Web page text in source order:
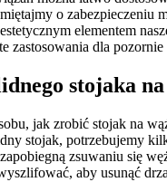
o zabezpieczeniu
elementem
zastosowania dla
stojaka
jak zrobić stojak na
stojak, potrzebujemy
zsuwaniu się
aby usunąć